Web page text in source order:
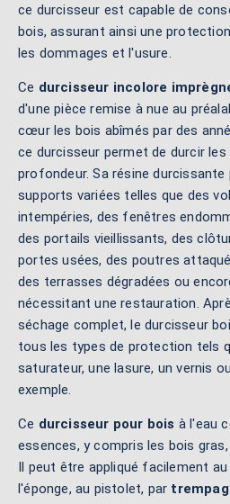
ce durcisseur est capable de
bois, assurant ainsi une
les dommages et l'usure.
Ce durcisseur incolore
d'une pièce remise à nue au
cœur les bois abîmés par des
ce durcisseur permet de durcir
profondeur. Sa résine
supports variées telles que des
intempéries, des fenêtres
des portails vieillissants, des
portes usées, des poutres
des terrasses dégradées ou
nécessitant une restauration.
séchage complet, le durcisseur
tous les types de protection tels
saturateur, une lasure, un vernis
exemple.
Ce durcisseur pour bois à l'eau
essences, y compris les bois
Il peut être appliqué facilement au
l'éponge, au pistolet, par